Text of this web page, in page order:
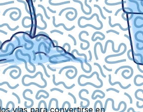
vías para convertirse en